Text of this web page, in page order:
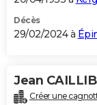
Décès
29/02/2024 à
Jean
Créer une